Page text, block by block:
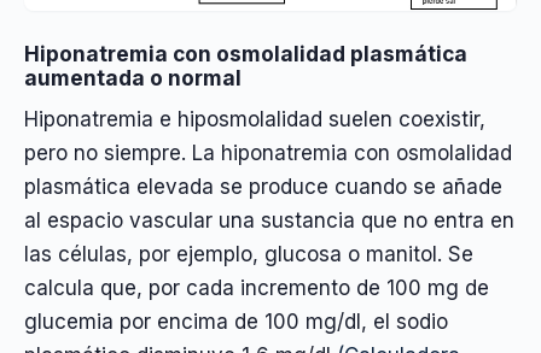
Hiponatremia con osmolalidad plasmática
aumentada o normal
Hiponatremia e hiposmolalidad suelen coexistir,
pero no siempre. La hiponatremia con osmolalidad
plasmática elevada se produce cuando se añade
al espacio vascular una sustancia que no entra en
las células, por ejemplo, glucosa o manitol. Se
calcula que, por cada incremento de 100 mg de
glucemia por encima de 100 mg/dl, el sodio